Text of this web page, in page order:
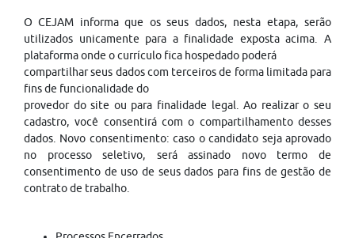
O CEJAM informa que os seus dados, nesta etapa, serão
utilizados unicamente para a finalidade exposta acima. A
plataforma onde o currículo fica hospedado poderá
compartilhar seus dados com terceiros de forma limitada para
fins de funcionalidade do
provedor do site ou para finalidade legal. Ao realizar o seu
cadastro, você consentirá com o compartilhamento desses
dados. Novo consentimento: caso o candidato seja aprovado
no processo seletivo, será assinado novo termo de
consentimento de uso de seus dados para fins de gestão de
contrato de trabalho.